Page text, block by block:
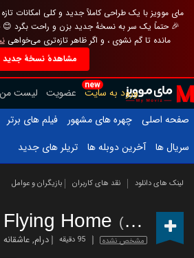
مای موویز با یک طراحی کاملاً جدید و کلی امکانات
🎉 حتماً یک سر به نسخهٔ جدید بزن و راحت بگرد
مانده تا گم نشوی ، و اگر ظاهر تازه‌تری می‌خواهی
مشاهدهٔ نسخهٔ جدید
new
ورود به سایت عضویت لیست من
صفحه اصلی
چهره های مشهور
فیلم های برتر
سریال ها
آخرین دوبله ها تریلر های جدید
لینک های دانلود نقد های کاربران بازیگران و عوامل
Flying Home (2014)
مشخص نشده 95 دقیقه درام,عاشقانه